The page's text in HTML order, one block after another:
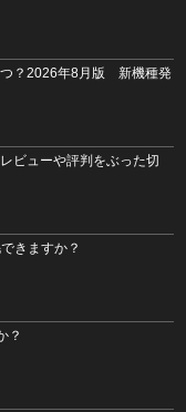
？2026年8月版 新機種発
ビューや評判をぶった切
きますか？
？